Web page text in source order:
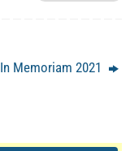
In Memoriam 2021